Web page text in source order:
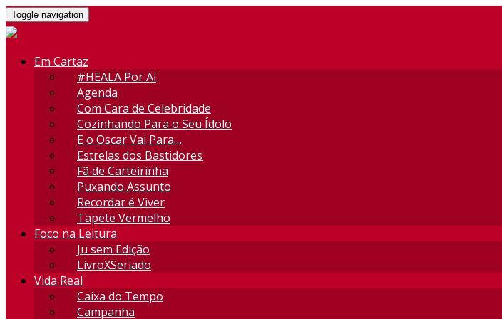
Toggle navigation
Em Cartaz
#HEALA Por Aí
Agenda
Com Cara de Celebridade
Cozinhando Para o Seu Ídolo
E o Oscar Vai Para…
Estrelas dos Bastidores
Fã de Carteirinha
Puxando Assunto
Recordar é Viver
Tapete Vermelho
Foco na Leitura
Ju sem Edição
LivroXSeriado
Vida Real
Caixa do Tempo
Campanha